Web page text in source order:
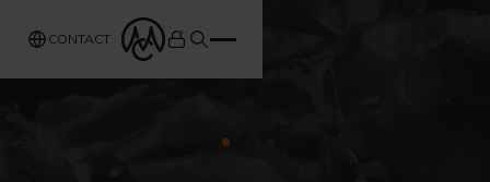
CONTACT